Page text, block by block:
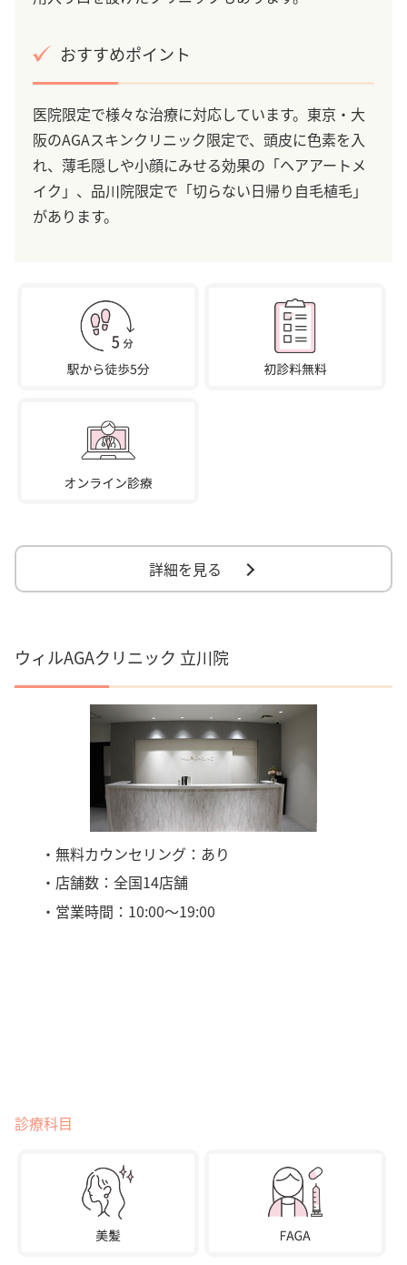
おすすめポイント
医院限定で様々な治療に対応しています。東京・大
阪のAGAスキンクリニック限定で、頭皮に色素を入
れ、薄毛隠しや小顔にみせる効果の「ヘアアートメ
イク」、品川院限定で「切らない日帰り自毛植毛」
があります。
詳細を見る
ウィルAGAクリニック 立川院
・無料カウンセリング：あり
・店舗数：全国14店舗
・営業時間：10:00〜19:00
診療科目